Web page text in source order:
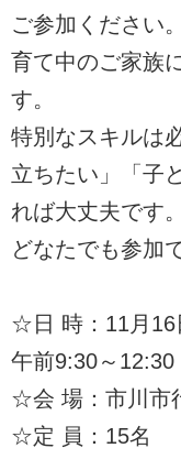
ご参加ください
育て中のご家族
す。
特別なスキルは
立ちたい」「子
れば大丈夫です。
どなたでも参加
☆日 時：11月16
午前9:30～12:30
☆会 場：市川市
☆定 員：15名